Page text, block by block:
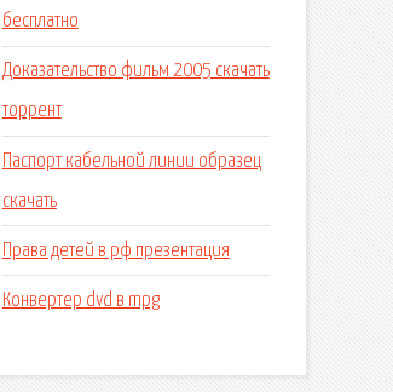
бесплатно
Доказательство фильм 2005 скачать
торрент
Паспорт кабельной линии образец
скачать
Права детей в рф презентация
Конвертер dvd в mpg